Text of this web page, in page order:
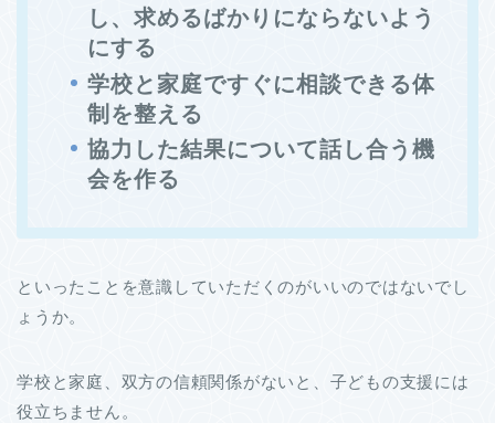
し、求めるばかりにならないよう
にする
学校と家庭ですぐに相談できる体
制を整える
協力した結果について話し合う機
会を作る
といったことを意識していただくのがいいのではないでし
ょうか。
学校と家庭、双方の信頼関係がないと、子どもの支援には
役立ちません。